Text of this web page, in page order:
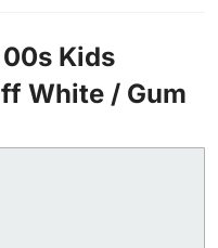
Kids
White / Gum